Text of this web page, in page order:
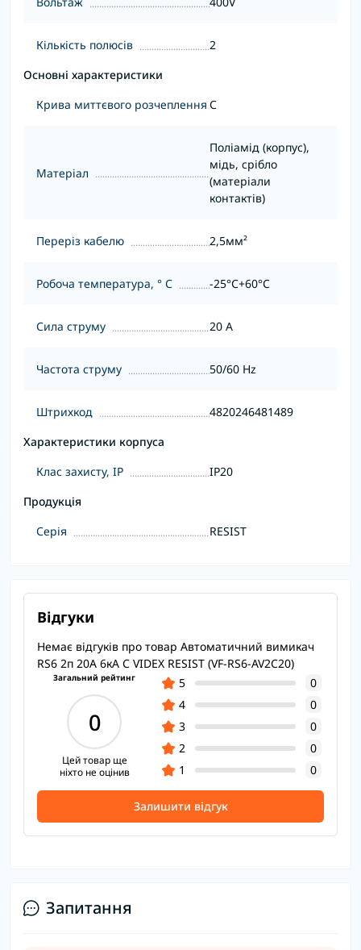
Кількість полюсів
2
Основні характеристики
Крива миттєвого розчеплення С
Матеріал
Поліамід (корпус),
мідь, срібло
(матеріали
контактів)
Переріз кабелю 2,5мм²
Робоча температура, ° С -25°C+60°С
Сила струму 20 А
Частота струму 50/60 Hz
Штрихкод
4820246481489
Характеристики корпуса
Клас захисту, IP
IP20
Продукція
Серія
RESIST
Відгуки
Немає відгуків про товар Автоматичний вимикач
RS6 2п 20А 6кА С VIDEX RESIST (VF-RS6-AV2C20)
Загальний рейтинг
0
Цей товар ще
ніхто не оцінив
5
0
4
0
3
0
2
0
1
0
Залишити відгук
Запитання